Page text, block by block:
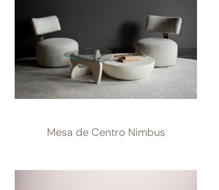
Mesa de Centro Nimbus